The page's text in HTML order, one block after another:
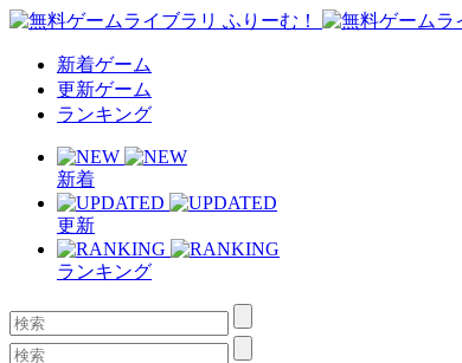
新着ゲーム
更新ゲーム
ランキング
新着
更新
ランキング